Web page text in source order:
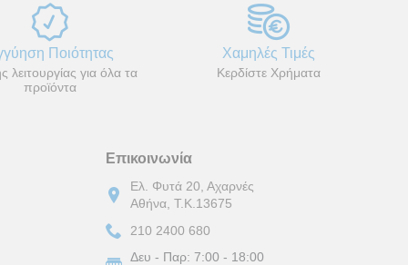
Ποιότητας
λειτουργίας για όλα τα
προϊόντα
Χαμηλές Τιμές
Κερδίστε Χρήματα
Επικοινωνία
Ελ. Φυτά 20, Αχαρνές
Αθήνα, Τ.Κ.13675
210 2400 680
Δευ - Παρ:7:00 - 18:00